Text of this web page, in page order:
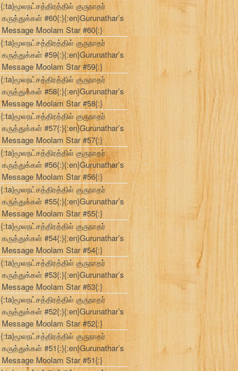
{:ta}மூலநட்சத்திரத்தில் குருநாதர்
கருத்துக்கள் #60{:}{:en}Gurunathar’s
Message Moolam Star #60{:}
{:ta}மூலநட்சத்திரத்தில் குருநாதர்
கருத்துக்கள் #59{:}{:en}Gurunathar’s
Message Moolam Star #59{:}
{:ta}மூலநட்சத்திரத்தில் குருநாதர்
கருத்துக்கள் #58{:}{:en}Gurunathar’s
Message Moolam Star #58{:}
{:ta}மூலநட்சத்திரத்தில் குருநாதர்
கருத்துக்கள் #57{:}{:en}Gurunathar’s
Message Moolam Star #57{:}
{:ta}மூலநட்சத்திரத்தில் குருநாதர்
கருத்துக்கள் #56{:}{:en}Gurunathar’s
Message Moolam Star #56{:}
{:ta}மூலநட்சத்திரத்தில் குருநாதர்
கருத்துக்கள் #55{:}{:en}Gurunathar’s
Message Moolam Star #55{:}
{:ta}மூலநட்சத்திரத்தில் குருநாதர்
கருத்துக்கள் #54{:}{:en}Gurunathar’s
Message Moolam Star #54{:}
{:ta}மூலநட்சத்திரத்தில் குருநாதர்
கருத்துக்கள் #53{:}{:en}Gurunathar’s
Message Moolam Star #53{:}
{:ta}மூலநட்சத்திரத்தில் குருநாதர்
கருத்துக்கள் #52{:}{:en}Gurunathar’s
Message Moolam Star #52{:}
{:ta}மூலநட்சத்திரத்தில் குருநாதர்
கருத்துக்கள் #51{:}{:en}Gurunathar’s
Message Moolam Star #51{:}